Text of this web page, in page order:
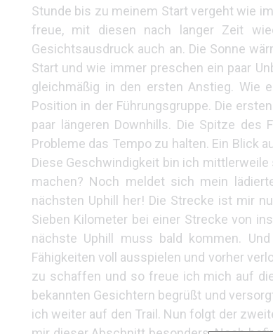
Stunde bis zu meinem Start vergeht wie
freue, mit diesen nach langer Zeit
Gesichtsausdruck auch an. Die Sonne
Start und wie immer preschen ein paar
gleichmäßig in den ersten Anstieg. Wie
Position in der Führungsgruppe. Die
paar längeren Downhills. Die Spitze
Probleme das Tempo zu halten. Ein Blick
Diese Geschwindigkeit bin ich
machen? Noch meldet sich mein
nächsten Uphill her! Die Strecke ist mir
Sieben Kilometer bei einer Strecke von
nächste Uphill muss bald kommen.
Fähigkeiten voll ausspielen und vorher
zu schaffen und so freue ich mich auf
bekannten Gesichtern begrüßt und
ich weiter auf den Trail. Nun folgt der